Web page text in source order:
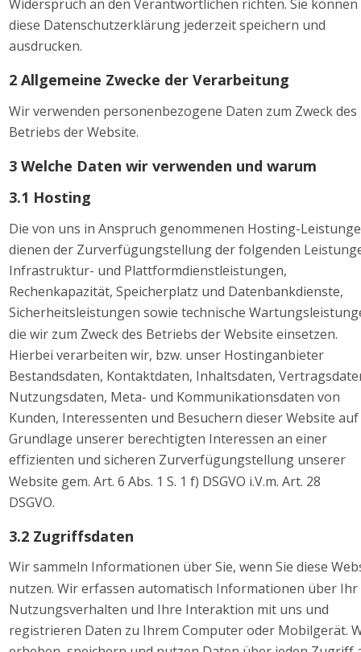
Widerspruch an den Verantwortlichen richten. Sie können
diese Datenschutzerklärung jederzeit speichern und
ausdrucken.
2 Allgemeine Zwecke der Verarbeitung
Wir verwenden personenbezogene Daten zum Zweck des
Betriebs der Website.
3 Welche Daten wir verwenden und warum
3.1 Hosting
Die von uns in Anspruch genommenen Hosting-
dienen der Zurverfügungstellung der folgenden
Infrastruktur- und Plattformdienstleistungen,
Rechenkapazität, Speicherplatz und Datenbankdienste,
Sicherheitsleistungen sowie technische
die wir zum Zweck des Betriebs der Website einsetzen.
Hierbei verarbeiten wir, bzw. unser Hostinganbieter
Bestandsdaten, Kontaktdaten, Inhaltsdaten,
Nutzungsdaten, Meta- und Kommunikationsdaten von
Kunden, Interessenten und Besuchern dieser Website auf
Grundlage unserer berechtigten Interessen an einer
effizienten und sicheren Zurverfügungstellung unserer
Website gem. Art. 6 Abs. 1 S. 1 f) DSGVO i.V.m. Art. 28
DSGVO.
3.2 Zugriffsdaten
Wir sammeln Informationen über Sie, wenn Sie diese
nutzen. Wir erfassen automatisch Informationen über Ihr
Nutzungsverhalten und Ihre Interaktion mit uns und
registrieren Daten zu Ihrem Computer oder Mobilgerät.